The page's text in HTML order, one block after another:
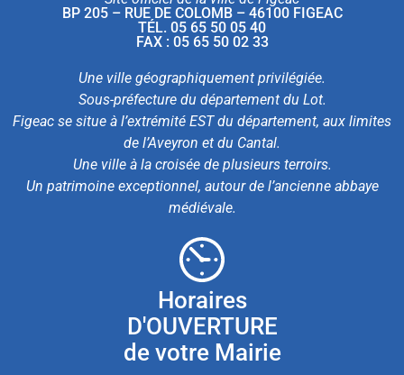
BP 205 – RUE DE COLOMB – 46100 FIGEAC
TÉL. 05 65 50 05 40
FAX : 05 65 50 02 33
Une ville géographiquement privilégiée.
Sous-préfecture du département du Lot.
Figeac se situe à l’extrémité EST du département, aux limites
de l’Aveyron et du Cantal.
Une ville à la croisée de plusieurs terroirs.
Un patrimoine exceptionnel, autour de l’ancienne abbaye
médiévale.
Horaires
D'OUVERTURE
de votre Mairie